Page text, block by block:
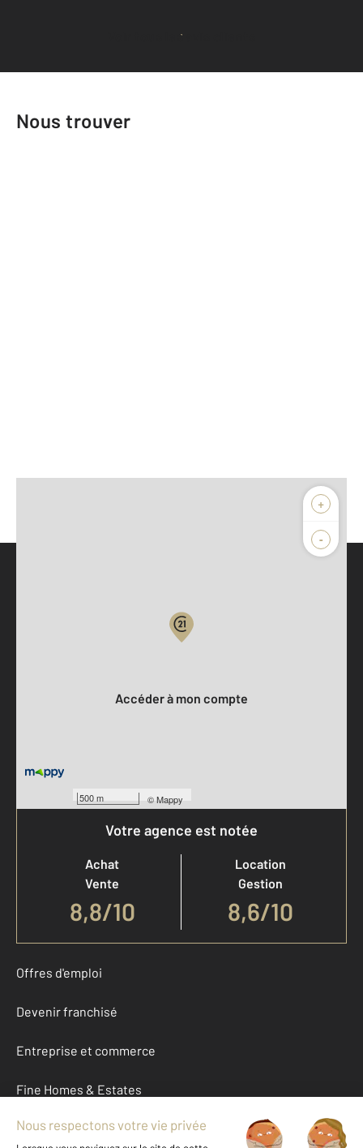
Voir tous les avis clients
Nous trouver
+
-
500 m ©Mappy
Accéder à mon compte
Votre agence est notée
Achat
Vente
8,8/10
Location
Gestion
8,6/10
Offres d'emploi
Devenir franchisé
Entreprise et commerce
Fine Homes & Estates
À propos